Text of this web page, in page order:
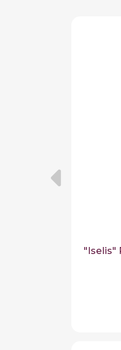
"Iselis"